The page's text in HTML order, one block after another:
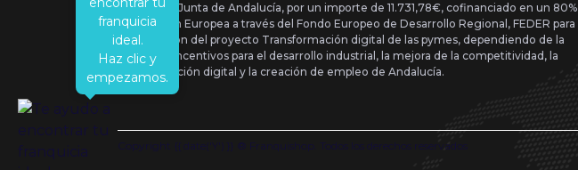
IDEA, de la Junta de Andalucía, por un importe de 11.731,78€, cofinanciado en un 80%
por la Unión Europea a través del Fondo Europeo de Desarrollo Regional, FEDER para
la realización del proyecto Transformación digital de las pymes, dependiendo de la
Orden de Incentivos para el desarrollo industrial, la mejora de la competitividad, la
transformación digital y la creación de empleo de Andalucía.
Copyright {{ date('Y') }} ® Franquishop. Todos los derechos reservados
franquicia
ideal.
Haz clic y
empezamos.